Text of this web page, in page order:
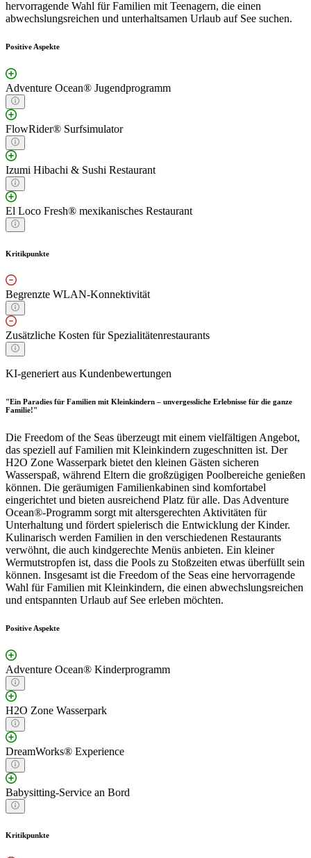
hervorragende Wahl für Familien mit Teenagern, die einen
abwechslungsreichen und unterhaltsamen Urlaub auf See suchen.
Positive Aspekte
Adventure Ocean® Jugendprogramm
FlowRider® Surfsimulator
Izumi Hibachi & Sushi Restaurant
El Loco Fresh® mexikanisches Restaurant
Kritikpunkte
Begrenzte WLAN-Konnektivität
Zusätzliche Kosten für Spezialitätenrestaurants
KI-generiert aus Kundenbewertungen
"Ein Paradies für Familien mit Kleinkindern – unvergessliche Erlebnisse für die ganze
Familie!"
Die Freedom of the Seas überzeugt mit einem vielfältigen Angebot,
das speziell auf Familien mit Kleinkindern zugeschnitten ist. Der
H2O Zone Wasserpark bietet den kleinen Gästen sicheren
Wasserspaß, während Eltern die großzügigen Poolbereiche genießen
können. Die geräumigen Familienkabinen sind komfortabel
eingerichtet und bieten ausreichend Platz für alle. Das Adventure
Ocean®-Programm sorgt mit altersgerechten Aktivitäten für
Unterhaltung und fördert spielerisch die Entwicklung der Kinder.
Kulinarisch werden Familien in den verschiedenen Restaurants
verwöhnt, die auch kindgerechte Menüs anbieten. Ein kleiner
Wermutstropfen ist, dass die Pools zu Stoßzeiten etwas überfüllt sein
können. Insgesamt ist die Freedom of the Seas eine hervorragende
Wahl für Familien mit Kleinkindern, die einen abwechslungsreichen
und entspannten Urlaub auf See erleben möchten.
Positive Aspekte
Adventure Ocean® Kinderprogramm
H2O Zone Wasserpark
DreamWorks® Experience
Babysitting-Service an Bord
Kritikpunkte